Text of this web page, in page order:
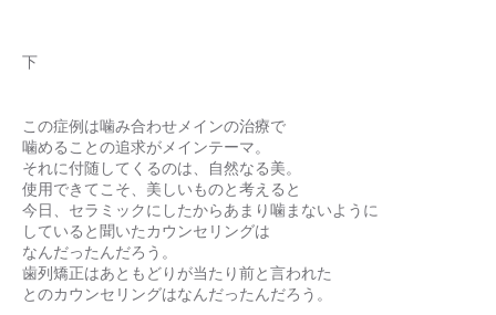
下
この症例は噛み合わせメインの治療で
噛めることの追求がメインテーマ。
それに付随してくるのは、自然なる美。
使用できてこそ、美しいものと考えると
今日、セラミックにしたからあまり噛まないように
していると聞いたカウンセリングは
なんだったんだろう。
歯列矯正はあともどりが当たり前と言われた
とのカウンセリングはなんだったんだろう。